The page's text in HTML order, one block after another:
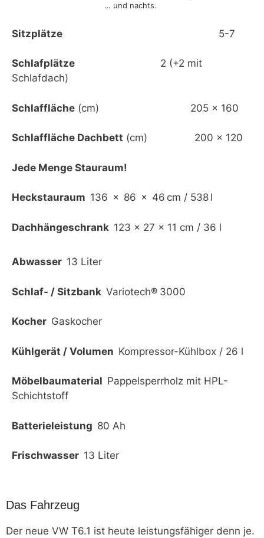
… und nachts.
Sitzplätze 5-7
Schlafplätze 2 (+2 mit
Schlafdach)
Schlaffläche (cm) 205 x 160
Schlaffläche Dachbett (cm) 200 x 120
Jede Menge Stauraum!
Heckstauraum 136 x 86 x 46 cm / 538 l
Dachhängeschrank 123 x 27 x 11 cm / 36 l
Abwasser 13 Liter
Schlaf- / Sitzbank Variotech® 3000
Kocher Gaskocher
Kühlgerät / Volumen Kompressor-Kühlbox / 26 l
Möbelbaumaterial Pappelsperrholz mit HPL-
Schichtstoff
Batterieleistung 80 Ah
Frischwasser 13 Liter
Das Fahrzeug
Der neue VW T6.1 ist heute leistungsfähiger denn je.